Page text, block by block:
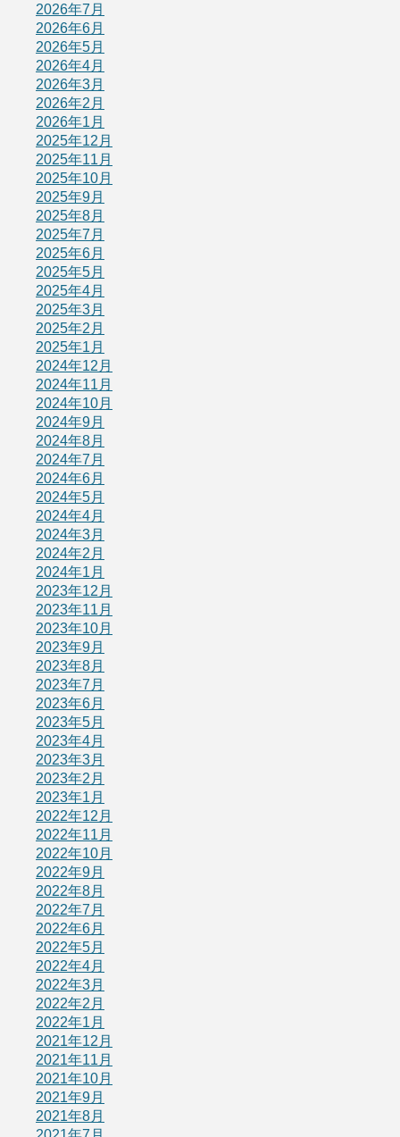
2026年7月
2026年6月
2026年5月
2026年4月
2026年3月
2026年2月
2026年1月
2025年12月
2025年11月
2025年10月
2025年9月
2025年8月
2025年7月
2025年6月
2025年5月
2025年4月
2025年3月
2025年2月
2025年1月
2024年12月
2024年11月
2024年10月
2024年9月
2024年8月
2024年7月
2024年6月
2024年5月
2024年4月
2024年3月
2024年2月
2024年1月
2023年12月
2023年11月
2023年10月
2023年9月
2023年8月
2023年7月
2023年6月
2023年5月
2023年4月
2023年3月
2023年2月
2023年1月
2022年12月
2022年11月
2022年10月
2022年9月
2022年8月
2022年7月
2022年6月
2022年5月
2022年4月
2022年3月
2022年2月
2022年1月
2021年12月
2021年11月
2021年10月
2021年9月
2021年8月